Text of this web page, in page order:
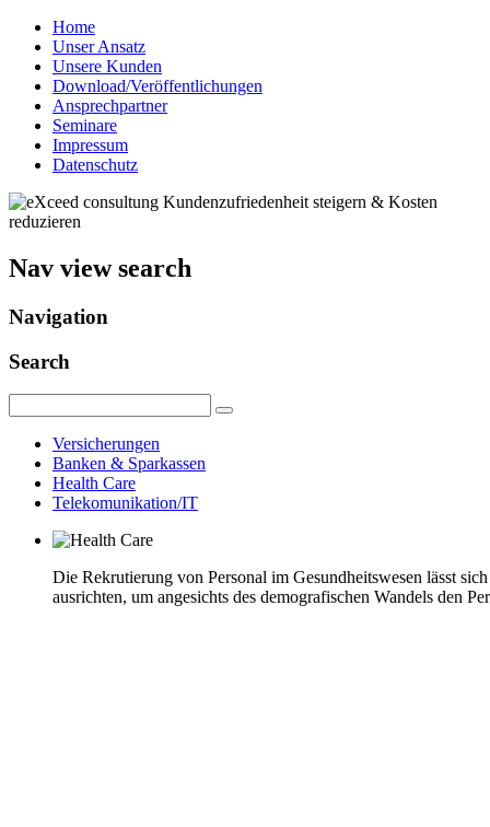
Home
Unser Ansatz
Unsere Kunden
Download/Veröffentlichungen
Ansprechpartner
Seminare
Impressum
Datenschutz
Kundenzufriedenheit steigern & Kosten
reduzieren
Nav view search
Navigation
Search
Versicherungen
Banken & Sparkassen
Health Care
Telekomunikation/IT
Die Rekrutierung von Personal im Gesundheitswesen lässt
ausrichten, um angesichts des demografischen Wandels den